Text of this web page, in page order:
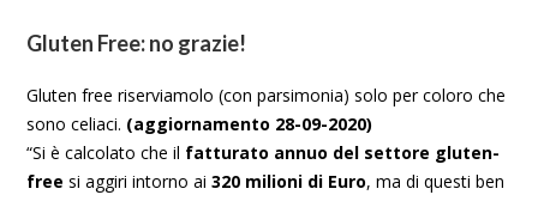
Gluten Free: no grazie!
Gluten free riserviamolo (con parsimonia) solo per coloro che
sono celiaci. (aggiornamento 28-09-2020)
“Si è calcolato che il fatturato annuo del settore gluten-
free si aggiri intorno ai 320 milioni di Euro, ma di questi ben